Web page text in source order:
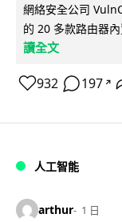
網絡安全公司
的 20 多款路由器
讀全文
932 197 ↗
人工智能
arthur 1 日